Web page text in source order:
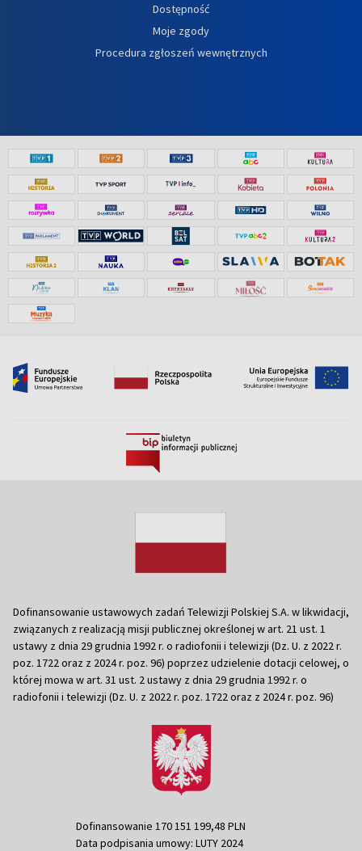
Dostępność
Moje zgody
Procedura zgłoszeń wewnętrznych
Dofinansowanie ustawowych zadań Telewizji Polskiej S.A. w likwidacji,
związanych z realizacją misji publicznej określonej w art. 21 ust. 1
ustawy z dnia 29 grudnia 1992 r. o radiofonii i telewizji (Dz. U. z 2022 r.
poz. 1722 oraz z 2024 r. poz. 96) poprzez udzielenie dotacji celowej, o
której mowa w art. 31 ust. 2 ustawy z dnia 29 grudnia 1992 r. o
radiofonii i telewizji (Dz. U. z 2022 r. poz. 1722 oraz z 2024 r. poz. 96)
Dofinansowanie 170 151 199,48 PLN
Data podpisania umowy: LUTY 2024